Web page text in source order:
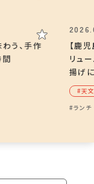
う、手作
間
【鹿
リュ
揚げ
#天
#ランチ